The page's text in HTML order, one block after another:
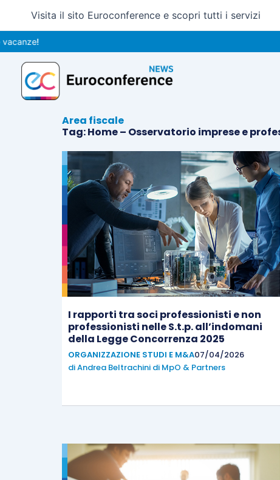
contenuto
Visita il sito Euroconference e scopri tutti i servizi
Area fiscale
Tag: Home – Osservatorio imprese e
I rapporti tra soci professionisti e non
professionisti nelle S.t.p. all’indomani
della Legge Concorrenza 2025
ORGANIZZAZIONE STUDI E M&A07/04/2026
diAndrea Beltrachini di MpO & Partners